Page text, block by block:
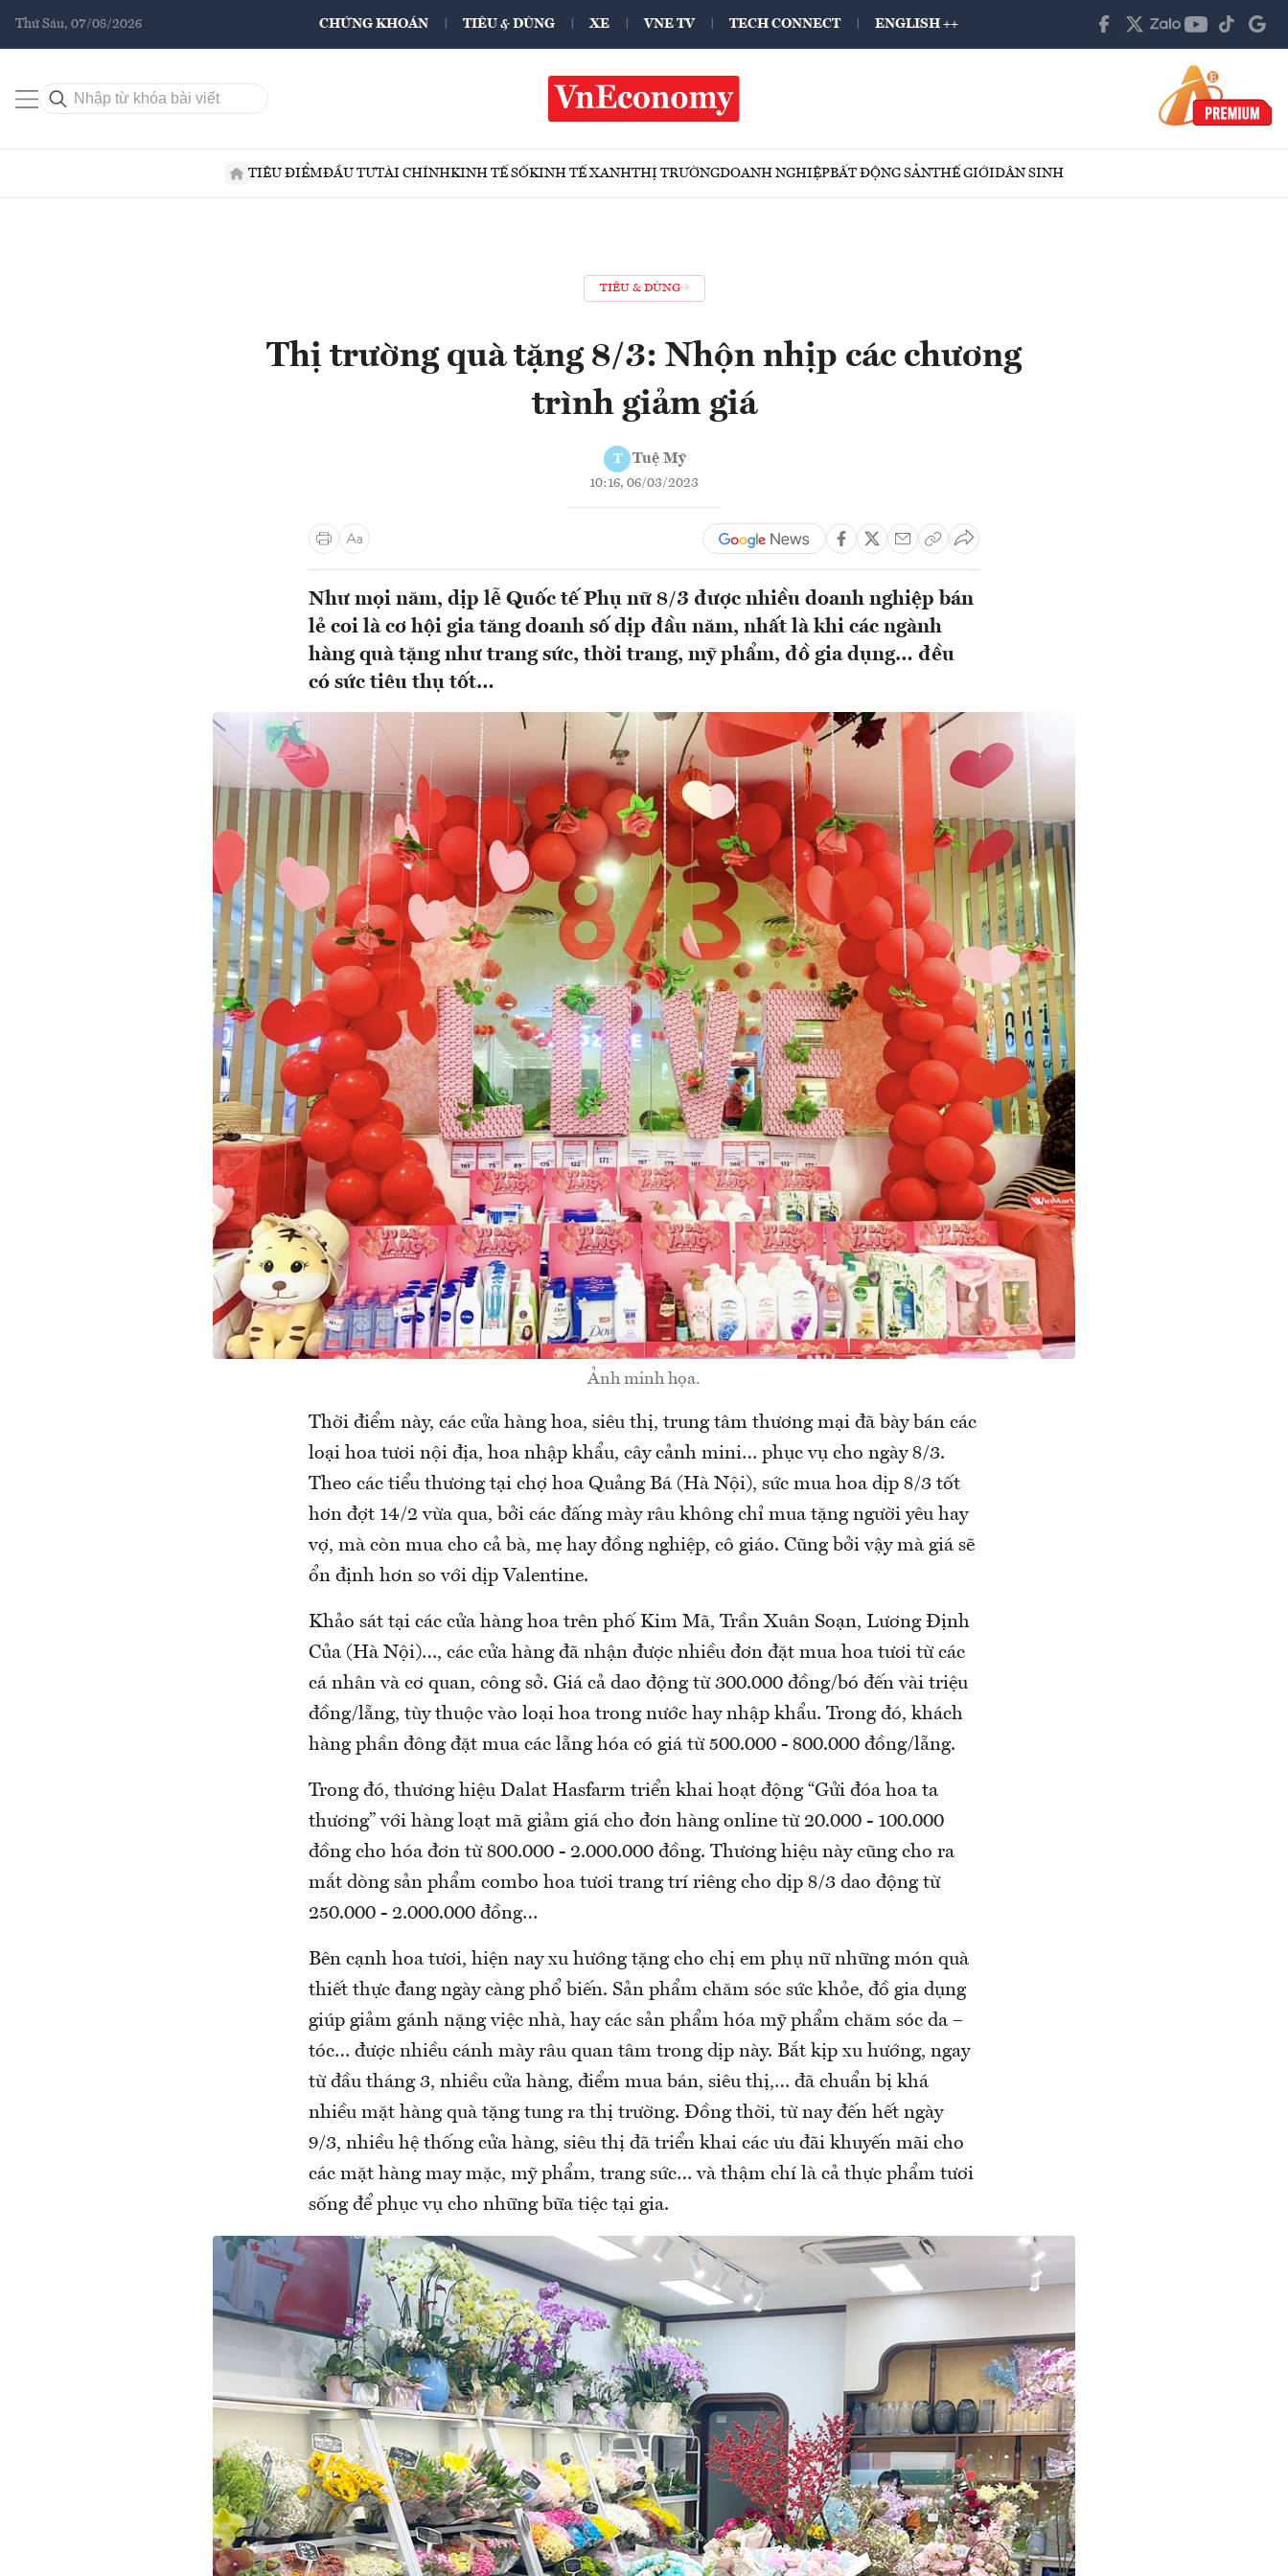
Thứ Sáu, 07/08/2026 CHỨNG KHOÁN TIÊU & DÙNG XE VNE TV TECH CONNECT ENGLISH ++
TIÊU ĐIỂMĐẦU TƯTÀI CHÍNHKINH TẾ SỐKINH TẾ XANHTHỊ TRƯỜNGDOANH NGHIỆPBẤT ĐỘNG SẢNTHẾ GIỚIDÂN SINH
TIÊU & DÙNG
Thị trường quà tặng 8/3: Nhộn nhịp các chương
trình giảm giá
T Tuệ Mỹ
10:16, 06/03/2023
Như mọi năm, dịp lễ Quốc tế Phụ nữ 8/3 được nhiều doanh nghiệp bán
lẻ coi là cơ hội gia tăng doanh số dịp đầu năm, nhất là khi các ngành
hàng quà tặng như trang sức, thời trang, mỹ phẩm, đồ gia dụng… đều
có sức tiêu thụ tốt…
Ảnh minh họa.
Thời điểm này, các cửa hàng hoa, siêu thị, trung tâm thương mại đã bày bán các
loại hoa tươi nội địa, hoa nhập khẩu, cây cảnh mini… phục vụ cho ngày 8/3.
Theo các tiểu thương tại chợ hoa Quảng Bá (Hà Nội), sức mua hoa dịp 8/3 tốt
hơn đợt 14/2 vừa qua, bởi các đấng mày râu không chỉ mua tặng người yêu hay
vợ, mà còn mua cho cả bà, mẹ hay đồng nghiệp, cô giáo. Cũng bởi vậy mà giá sẽ
ổn định hơn so với dịp Valentine.
Khảo sát tại các cửa hàng hoa trên phố Kim Mã, Trần Xuân Soạn, Lương Định
Của (Hà Nội)…, các cửa hàng đã nhận được nhiều đơn đặt mua hoa tươi từ các
cá nhân và cơ quan, công sở. Giá cả dao động từ 300.000 đồng/bó đến vài triệu
đồng/lẵng, tùy thuộc vào loại hoa trong nước hay nhập khẩu. Trong đó, khách
hàng phần đông đặt mua các lẵng hóa có giá từ 500.000 - 800.000 đồng/lẵng.
Trong đó, thương hiệu Dalat Hasfarm triển khai hoạt động “Gửi đóa hoa ta
thương” với hàng loạt mã giảm giá cho đơn hàng online từ 20.000 - 100.000
đồng cho hóa đơn từ 800.000 - 2.000.000 đồng. Thương hiệu này cũng cho ra
mắt dòng sản phẩm combo hoa tươi trang trí riêng cho dịp 8/3 dao động từ
250.000 - 2.000.000 đồng…
Bên cạnh hoa tươi, hiện nay xu hướng tặng cho chị em phụ nữ những món quà
thiết thực đang ngày càng phổ biến. Sản phẩm chăm sóc sức khỏe, đồ gia dụng
giúp giảm gánh nặng việc nhà, hay các sản phẩm hóa mỹ phẩm chăm sóc da –
tóc… được nhiều cánh mày râu quan tâm trong dịp này. Bắt kịp xu hướng, ngay
từ đầu tháng 3, nhiều cửa hàng, điểm mua bán, siêu thị,… đã chuẩn bị khá
nhiều mặt hàng quà tặng tung ra thị trường. Đồng thời, từ nay đến hết ngày
9/3, nhiều hệ thống cửa hàng, siêu thị đã triển khai các ưu đãi khuyến mãi cho
các mặt hàng may mặc, mỹ phẩm, trang sức… và thậm chí là cả thực phẩm tươi
sống để phục vụ cho những bữa tiệc tại gia.